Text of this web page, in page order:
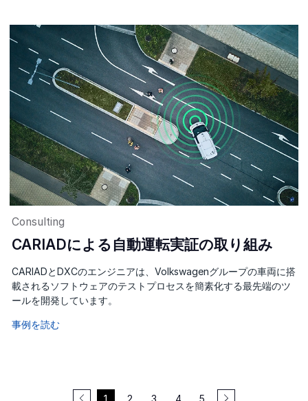
Consulting
CARIADによる自動運転実証の取り組み
CARIADとDXCのエンジニアは、Volkswagenグループの車両に搭
載されるソフトウェアのテストプロセスを簡素化する最先端のツ
ールを開発しています。
事例を読む
1 2 3 4 5